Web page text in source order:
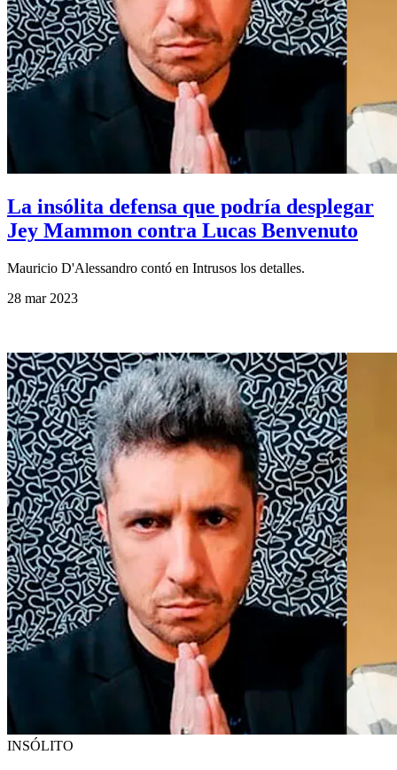
La insólita defensa que podría desplegar
Jey Mammon contra Lucas Benvenuto
Mauricio D'Alessandro contó en Intrusos los detalles.
28 mar 2023
INSÓLITO